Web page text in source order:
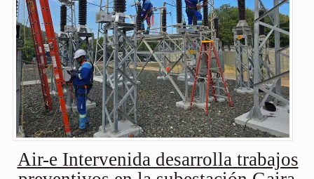
Air-e Intervenida desarrolla trabajos